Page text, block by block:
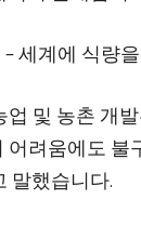
세계에 식량
업 및 농촌 개
어려움에도 불
말했습니다.